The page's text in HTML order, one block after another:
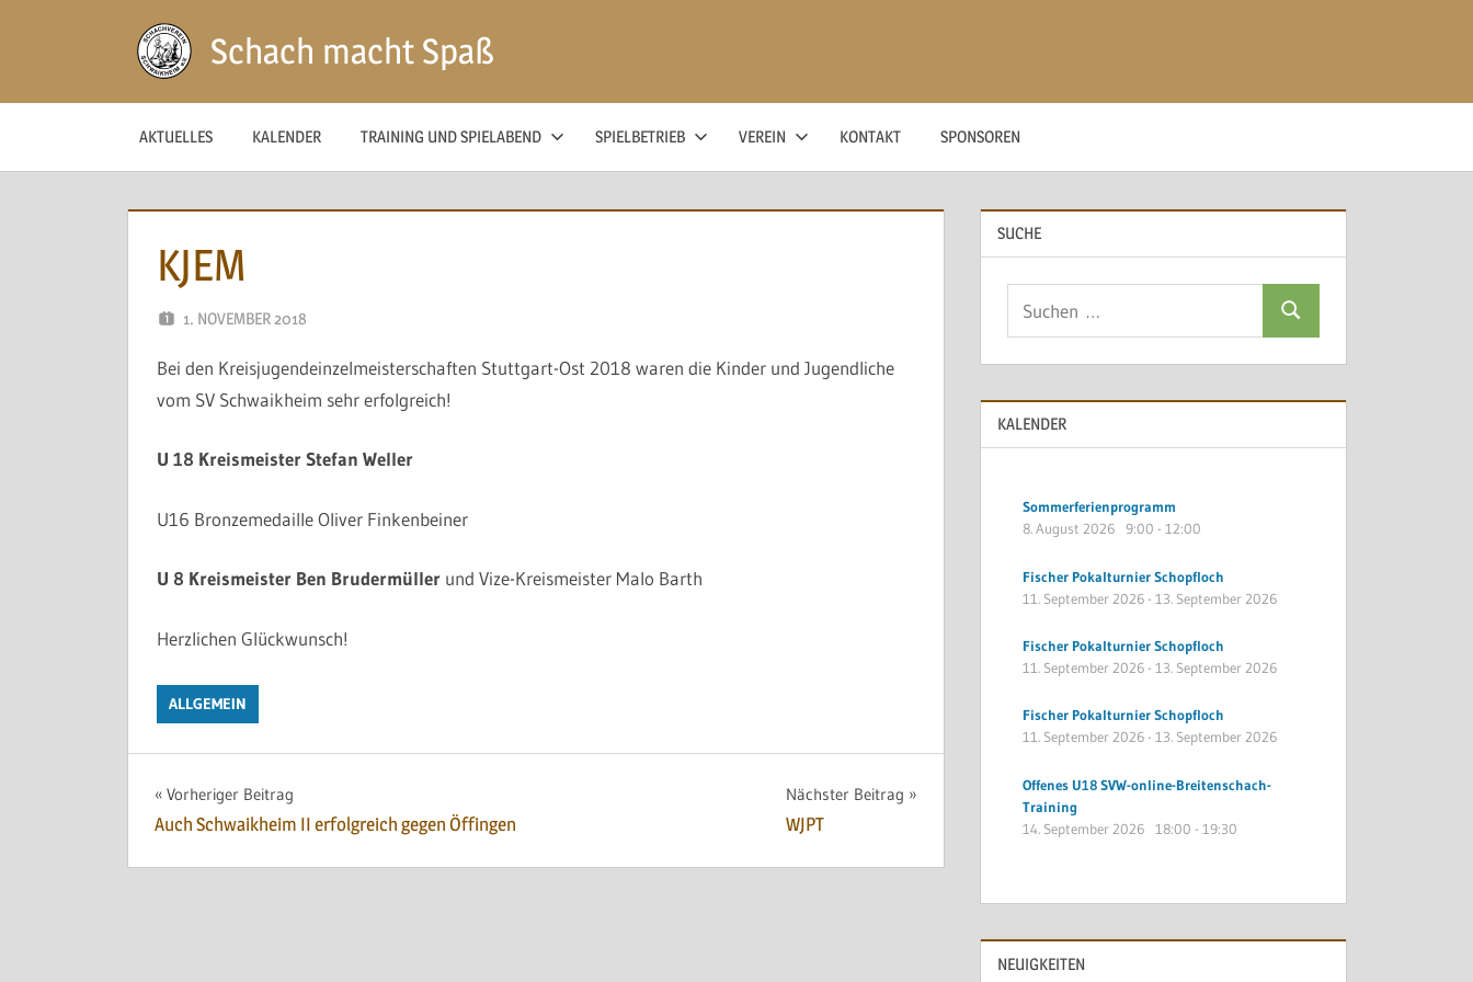
Schach macht Spaß
AKTUELLES KALENDER TRAINING UND SPIELABEND SPIELBETRIEB VEREIN KONTAKT SPONSOREN
KJEM
1. NOVEMBER 2018
Bei den Kreisjugendeinzelmeisterschaften Stuttgart-Ost 2018 waren die Kinder und Jugendliche
vom SV Schwaikheim sehr erfolgreich!
U 18 Kreismeister Stefan Weller
U16 Bronzemedaille Oliver Finkenbeiner
U 8 Kreismeister Ben Brudermüllerund Vize-Kreismeister Malo Barth
Herzlichen Glückwunsch!
ALLGEMEIN
Beitragsnavigation
Vorheriger Beitrag
Auch Schwaikheim II erfolgreich gegen Öffingen
Nächster Beitrag
WJPT
SUCHE
Suchen
KALENDER
Sommerferienprogramm
8. August 2026
9:00 -12:00
Fischer Pokalturnier Schopfloch
11. September 2026-13. September 2026
Fischer Pokalturnier Schopfloch
11. September 2026-13. September 2026
Fischer Pokalturnier Schopfloch
11. September 2026-13. September 2026
Offenes U18 SVW-online-Breitenschach-
Training
14. September 2026
18:00 -19:30
NEUIGKEITEN